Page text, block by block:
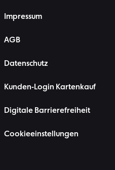
Impressum
AGB
Datenschutz
Kunden-Login Kartenkauf
Digitale Barrierefreiheit
Cookieeinstellungen